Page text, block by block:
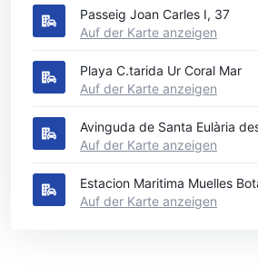
Passeig Joan Carles I, 37
Auf der Karte anzeigen
Playa C.tarida Ur Coral Mar
Auf der Karte anzeigen
Avinguda de Santa Eulària
Auf der Karte anzeigen
Estacion Maritima Muelles
Auf der Karte anzeigen